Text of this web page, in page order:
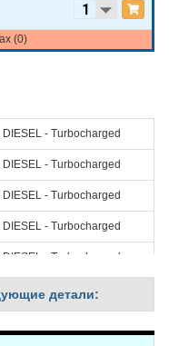
(0)
- Turbocharged
- Turbocharged
- Turbocharged
- Turbocharged
DIESEL - Turbocharged
детали: